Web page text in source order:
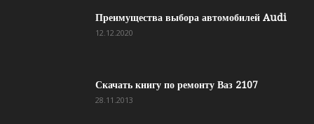
Преимущества выбора автомобилей Audi
12.12.2020
Скачать книгу по ремонту Ваз 2107
28.11.2013